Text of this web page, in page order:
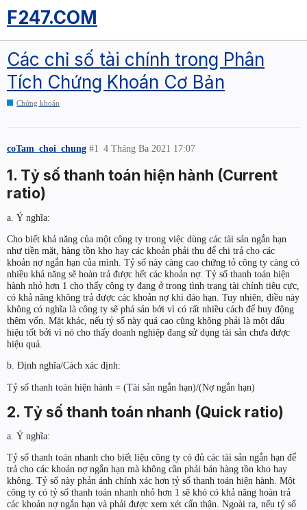
F247.COM
Các chỉ số tài chính trong Phân
Tích Chứng Khoán Cơ Bản
Chứng khoán
coTam_choi_chung 4 Tháng Ba 2021 17:07
#1
1. Tỷ số thanh toán hiện hành (Current
ratio)
a. Ý nghĩa:
Cho biết khả năng của một công ty trong việc dùng các tài sản ngắn hạn
như tiền mặt, hàng tồn kho hay các khoản phải thu để chi trả cho các
khoản nợ ngắn hạn của mình. Tỷ số này càng cao chứng tỏ công ty càng có
nhiều khả năng sẽ hoàn trả được hết các khoản nợ. Tỷ số thanh toán hiện
hành nhỏ hơn 1 cho thấy công ty đang ở trong tình trạng tài chính tiêu cực,
có khả năng không trả được các khoản nợ khi đáo hạn. Tuy nhiên, điều này
không có nghĩa là công ty sẽ phá sản bởi vì có rất nhiều cách để huy động
thêm vốn. Mặt khác, nếu tỷ số này quá cao cũng không phải là một dấu
hiệu tốt bởi vì nó cho thấy doanh nghiệp đang sử dụng tài sản chưa được
hiệu quả.
b. Định nghĩa/Cách xác định:
Tỷ số thanh toán hiện hành = (Tài sản ngắn hạn)/(Nợ ngắn hạn)
2. Tỷ số thanh toán nhanh (Quick ratio)
a. Ý nghĩa:
Tỷ số thanh toán nhanh cho biết liệu công ty có đủ các tài sản ngắn hạn để
trả cho các khoản nợ ngắn hạn mà không cần phải bán hàng tồn kho hay
không. Tỷ số này phản ánh chính xác hơn tỷ số thanh toán hiện hành. Một
công ty có tỷ số thanh toán nhanh nhỏ hơn 1 sẽ khó có khả năng hoàn trả
các khoản nợ ngắn hạn và phải được xem xét cẩn thận. Ngoài ra, nếu tỷ số